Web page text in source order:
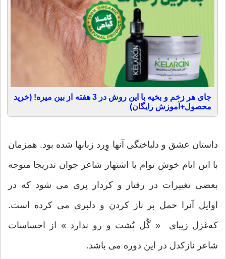
جای هر زخم و بخیه با این روش در 3 هفته از بین میره! (خرید
محصول+آموزش رایگان)
ﺩﺍﺳﺘﺎﻥ ﻋﺸﻖ ﻭ ﺩﻟﺒﺎﺧﺘﮕﯽ ﺁﻧﻬﺎ ﻭِﺭﺩ ﺯﺑﺎﻧﻬﺎ ﺷﺪﻩ ﺑﻮﺩ. ﻫﻤﺰﻣﺎﻥ
ﺑﺎ ﺍﯾﻦ ﺍﯾﺎﻡ ﺧﻮﺵ ﺗﻮﺍﻡ ﺑﺎ ﺍﺷﺘﻬﺎﺭ ﺷﺎﻋﺮ ﺟﻮﺍﻥ ﺗﺪﺭﯾﺠﺎ ﻣﺘﻮﺟﻪ
ﺑﻌﻀﯽ ﺗﻐﯿﯿﺮﺍﺕ ﺩﺭ ﺭﻓﺘﺎﺭ ﻭ ﮐﺮﺩﺍﺭ ﭘﺮﯼ ﻣﯽ ﺷﻮﺩ ﮐﻪ ﺩﺭ
ﺍﻭﺍﯾﻞ ﺁﻧﺮﺍ ﺣﻤﻞ ﺑﺮ ﻧﺎﺯ ﮐﺮﺩﻥ ﻭ ﺩﻟﺒﺮﯼ ﻣﯽ ﮐﺮﺩﻩ ﺍﺳﺖ.
کهﻏﺰﻝ ﺯﯾﺒﺎﯼ ‏« ﮔُﻞ ﭘُﺸﺖ ﻭ ﺭﻭ ﻧﺪﺍﺭﺩ ‏» از ﺍﺣﺴﺎﺳﺎﺕ
ﺷﺎﻋﺮ ﻧﺎﺯﮐﺪل در این دوره می باشد.